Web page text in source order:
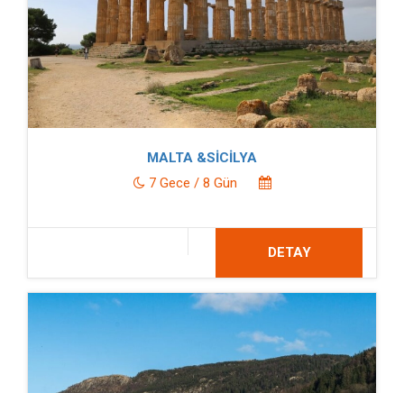
MALTA &SİCİLYA
7 Gece / 8 Gün
DETAY